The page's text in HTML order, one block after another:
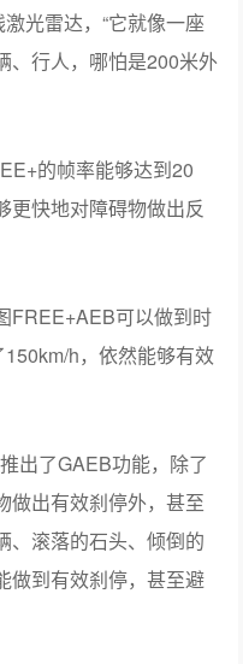
光雷达，“它就像一座
、行人，哪怕是200米外
的帧率能够达到20
更快地对障碍物做出反
FREE+AEB可以做到时
h，依然能够有效
出了GAEB功能，除了
做出有效刹停外，甚至
、滚落的石头、倾倒的
做到有效刹停，甚至避